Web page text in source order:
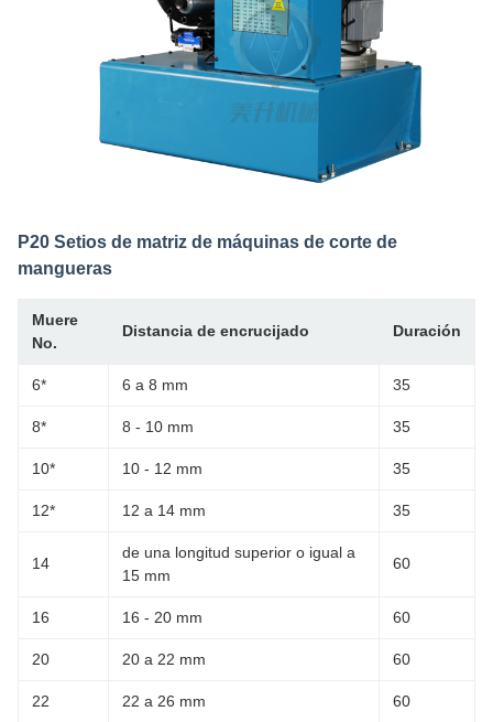
P20 Setios de matriz de máquinas de corte de
mangueras
Muere
No.
Distancia de encrucijado Duración
6* 6 a 8 mm 35
8* 8 - 10 mm 35
10* 10 - 12 mm 35
12* 12 a 14 mm 35
14
de una longitud superior o igual a
15 mm
60
16 16 - 20 mm 60
20 20 a 22 mm 60
22 22 a 26 mm 60